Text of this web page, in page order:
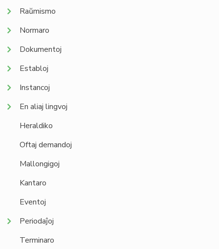
Raŭmismo
Normaro
Dokumentoj
Establoj
Instancoj
En aliaj lingvoj
Heraldiko
Oftaj demandoj
Mallongigoj
Kantaro
Eventoj
Periodaĵoj
Terminaro